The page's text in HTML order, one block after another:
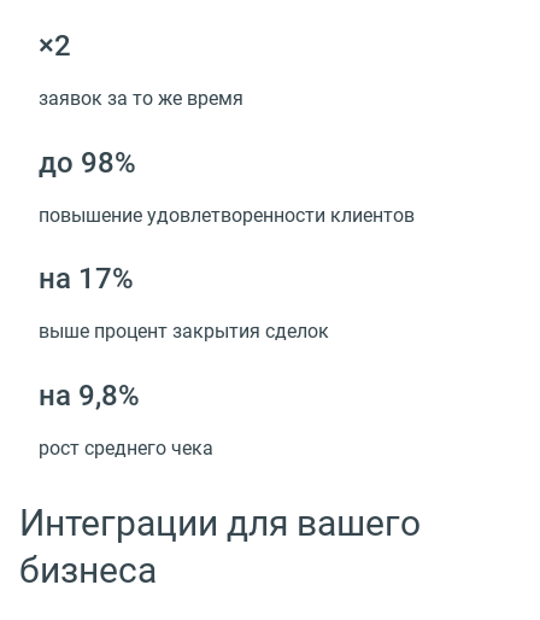
×2
заявок за то же время
до 98%
повышение удовлетворенности клиентов
на 17%
выше процент закрытия сделок
на 9,8%
рост среднего чека
Интеграции для вашего
бизнеса